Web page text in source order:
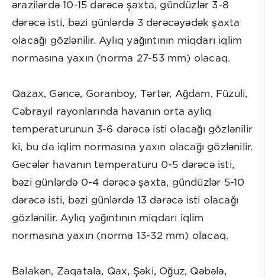
ərazilərdə 10-15 dərəcə şaxta, gündüzlər 3-8
dərəcə isti, bəzi günlərdə 3 dərəcəyədək şaxta
olacağı gözlənilir. Aylıq yağıntının miqdarı iqlim
normasına yaxın (norma 27-53 mm) olacaq.
Qazax, Gəncə, Goranboy, Tərtər, Ağdam, Füzuli,
Cəbrayıl rayonlarında havanın orta aylıq
temperaturunun 3-6 dərəcə isti olacağı gözlənilir
ki, bu da iqlim normasına yaxın olacağı gözlənilir.
Gecələr havanın temperaturu 0-5 dərəcə isti,
bəzi günlərdə 0-4 dərəcə şaxta, gündüzlər 5-10
dərəcə isti, bəzi günlərdə 13 dərəcə isti olacağı
gözlənilir. Aylıq yağıntının miqdarı iqlim
normasına yaxın (norma 13-32 mm) olacaq.
Balakən, Zaqatala, Qax, Şəki, Oğuz, Qəbələ,